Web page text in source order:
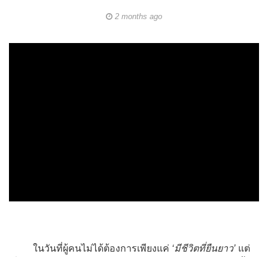
2 months ago
ในวันที่ผู้คนไม่ได้ต้องการเพียงแค่ ‘มีชีวิตที่ยืนยาว’ แต่